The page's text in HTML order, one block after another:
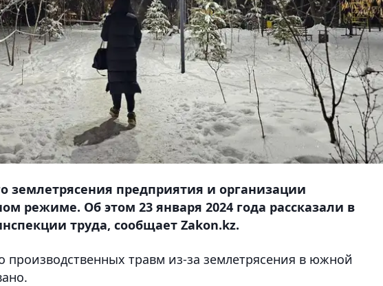
землетрясения предприятия и организации
режиме. Об этом 23 января 2024 года рассказали в
труда, сообщает Zakon.kz.
производственных травм из-за землетрясения в южной